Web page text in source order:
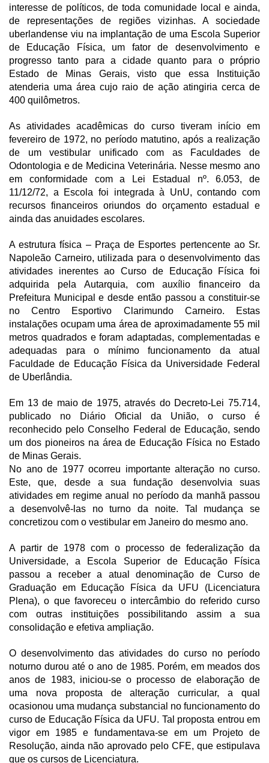
interesse de políticos, de toda comunidade local e ainda,
de representações de regiões vizinhas. A sociedade
uberlandense viu na implantação de uma Escola Superior
de Educação Física, um fator de desenvolvimento e
progresso tanto para a cidade quanto para o próprio
Estado de Minas Gerais, visto que essa Instituição
atenderia uma área cujo raio de ação atingiria cerca de
400 quilômetros.
As atividades acadêmicas do curso tiveram início em
fevereiro de 1972, no período matutino, após a realização
de um vestibular unificado com as Faculdades de
Odontologia e de Medicina Veterinária. Nesse mesmo ano
em conformidade com a Lei Estadual nº. 6.053, de
11/12/72, a Escola foi integrada à UnU, contando com
recursos financeiros oriundos do orçamento estadual e
ainda das anuidades escolares.
A estrutura física – Praça de Esportes pertencente ao Sr.
Napoleão Carneiro, utilizada para o desenvolvimento das
atividades inerentes ao Curso de Educação Física foi
adquirida pela Autarquia, com auxílio financeiro da
Prefeitura Municipal e desde então passou a constituir-se
no Centro Esportivo Clarimundo Carneiro. Estas
instalações ocupam uma área de aproximadamente 55 mil
metros quadrados e foram adaptadas, complementadas e
adequadas para o mínimo funcionamento da atual
Faculdade de Educação Física da Universidade Federal
de Uberlândia.
Em 13 de maio de 1975, através do Decreto-Lei 75.714,
publicado no Diário Oficial da União, o curso é
reconhecido pelo Conselho Federal de Educação, sendo
um dos pioneiros na área de Educação Física no Estado
de Minas Gerais.
No ano de 1977 ocorreu importante alteração no curso.
Este, que, desde a sua fundação desenvolvia suas
atividades em regime anual no período da manhã passou
a desenvolvê-las no turno da noite. Tal mudança se
concretizou com o vestibular em Janeiro do mesmo ano.
A partir de 1978 com o processo de federalização da
Universidade, a Escola Superior de Educação Física
passou a receber a atual denominação de Curso de
Graduação em Educação Física da UFU (Licenciatura
Plena), o que favoreceu o intercâmbio do referido curso
com outras instituições possibilitando assim a sua
consolidação e efetiva ampliação.
O desenvolvimento das atividades do curso no período
noturno durou até o ano de 1985. Porém, em meados dos
anos de 1983, iniciou-se o processo de elaboração de
uma nova proposta de alteração curricular, a qual
ocasionou uma mudança substancial no funcionamento do
curso de Educação Física da UFU. Tal proposta entrou em
vigor em 1985 e fundamentava-se em um Projeto de
Resolução, ainda não aprovado pelo CFE, que estipulava
que os cursos de Licenciatura.